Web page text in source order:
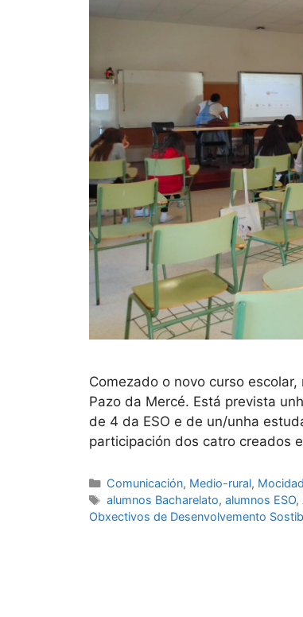
Comezado o novo curso
Pazo da Mercé. Está prevista
de 4 da ESO e de un/unha
participación dos catro creados
Comunicación, Medio-rural,
alumnos Bacharelato, alumnos ESO,
Obxectivos de Desenvolvemento